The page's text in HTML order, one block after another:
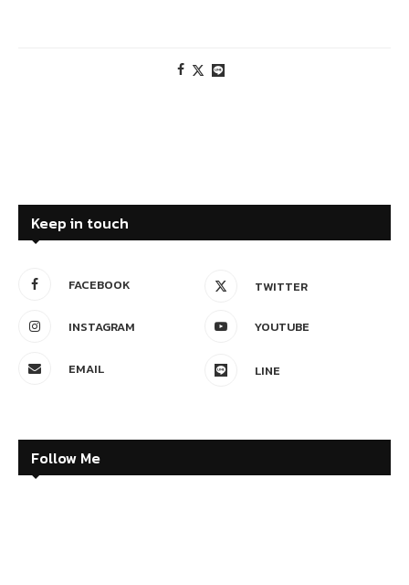
Keep in touch
FACEBOOK TWITTER
INSTAGRAM YOUTUBE
EMAIL LINE
Follow Me